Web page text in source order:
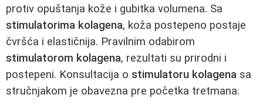
protiv opuštanja kože i gubitka volumena. Sa
stimulatorima kolagena, koža postepeno postaje
čvršća i elastičnija. Pravilnim odabirom
stimulatorom kolagena, rezultati su prirodni i
postepeni. Konsultacija o stimulatoru kolagena sa
stručnjakom je obavezna pre početka tretmana.